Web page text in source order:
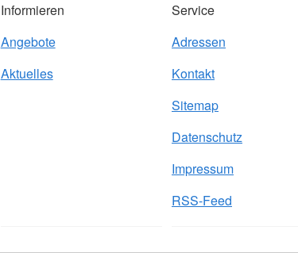
Informieren
Angebote
Aktuelles
Service
Adressen
Kontakt
Sitemap
Datenschutz
Impressum
RSS-Feed